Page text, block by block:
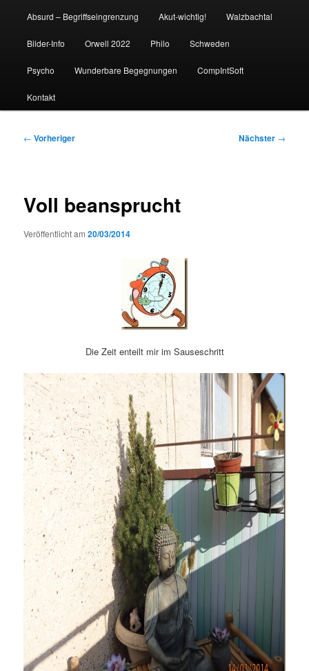
Absurd – Begriffseingrenzung Akut-wichtig! Walzbachtal
Bilder-Info Orwell 2022 Philo Schweden
Psycho Wunderbare Begegnungen CompIntSoft
Kontakt
Beitragsnavigation
← Vorheriger Nächster →
Voll beansprucht
Veröffentlicht am20/03/2014
Die Zeit enteilt mir im Sauseschritt